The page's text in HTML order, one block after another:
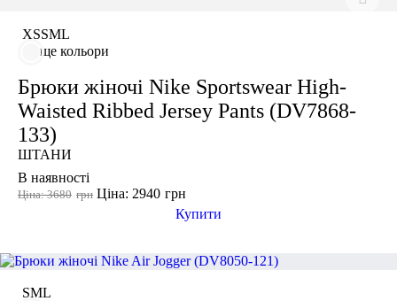
Колір
Взуття
XSSML
ще кольори
Брюки жіночі Nike Sportswear High-
Waisted Ribbed Jersey Pants (DV7868-
133)
ШТАНИ
В наявності
грн
Ціна: 3680 грн
Ціна: 2940
Купити
-25%
SML